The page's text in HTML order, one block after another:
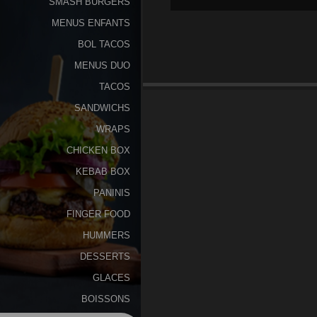
Programme
De
Fidélité
Vos
Avis
Zones
de
Livraison
MENUS ENFANTS
BOL TACOS
MENUS DUO
TACOS
SANDWICHS
WRAPS
CHICKEN BOX
KEBAB BOX
PANINIS
FINGER FOOD
HUMMERS
DESSERTS
GLACES
BOISSONS